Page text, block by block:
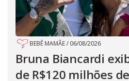
BEBÊ MAMÃE/ 06/08/2026
Bruna Biancardi
de R$120 milhões